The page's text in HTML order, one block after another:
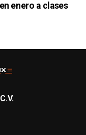
enero a clases